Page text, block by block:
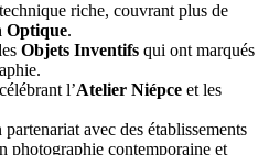
riche, couvrant plus de
Optique.
Objets Inventifs qui ont marqués
l’Atelier Niépce et les
avec des établissements
photographie contemporaine et